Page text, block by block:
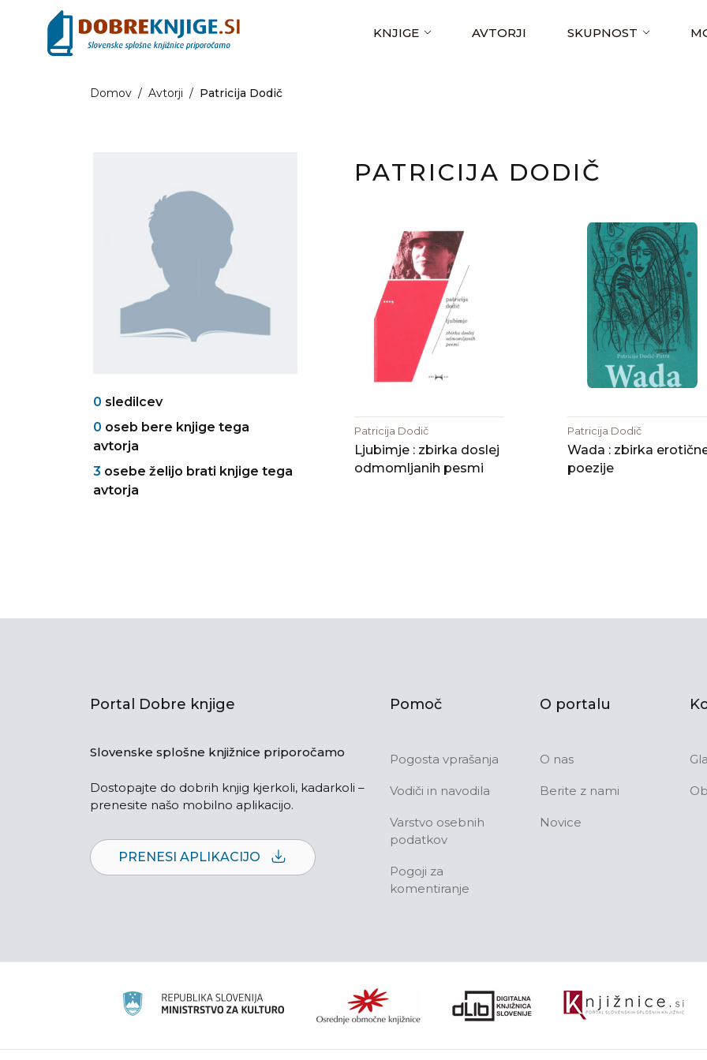
KNJIGE AVTORJI SKUPNOST
Domov / Avtorji / Patricija Dodič
0 sledilcev
0 oseb bere knjige tega
avtorja
3 osebe želijo brati knjige tega
avtorja
PATRICIJA DODIČ
Patricija Dodič
Ljubimje : zbirka doslej
odmomljanih pesmi
Patricija Dodič
Wada : zbirka
poezije
Portal Dobre knjige
Slovenske splošne knjižnice priporočamo
Dostopajte do dobrih knjig kjerkoli, kadarkoli –
prenesite našo mobilno aplikacijo.
PRENESI APLIKACIJO
Pomoč
Pogosta vprašanja
Vodiči in navodila
Varstvo osebnih
podatkov
Pogoji za
komentiranje
O portalu
O nas
Berite z nami
Novice